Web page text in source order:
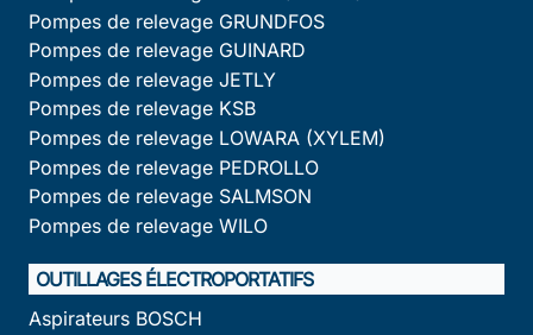
Pompes de relevage GRUNDFOS
Pompes de relevage GUINARD
Pompes de relevage JETLY
Pompes de relevage KSB
Pompes de relevage LOWARA (XYLEM)
Pompes de relevage PEDROLLO
Pompes de relevage SALMSON
Pompes de relevage WILO
OUTILLAGES ÉLECTROPORTATIFS
Aspirateurs BOSCH